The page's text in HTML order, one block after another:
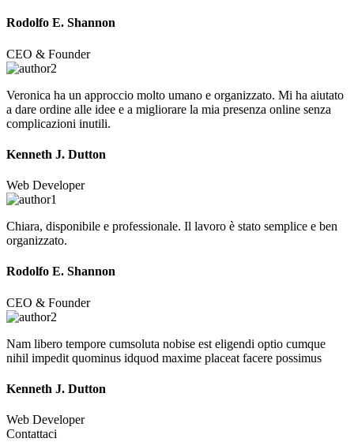
Rodolfo E. Shannon
CEO & Founder
Veronica ha un approccio molto umano e organizzato. Mi ha aiutato
a dare ordine alle idee e a migliorare la mia presenza online senza
complicazioni inutili.
Kenneth J. Dutton
Web Developer
Chiara, disponibile e professionale. Il lavoro è stato semplice e ben
organizzato.
Rodolfo E. Shannon
CEO & Founder
Nam libero tempore cumsoluta nobise est eligendi optio cumque
nihil impedit quominus idquod maxime placeat facere possimus
Kenneth J. Dutton
Web Developer
Contattaci